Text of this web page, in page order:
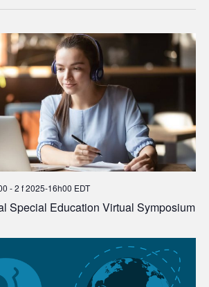
Special Education Virtual Symposium
-2 f 2025-16h00 EDT